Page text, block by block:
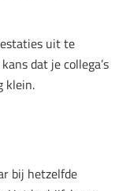
uit te
dat je collega’s
klein.
bij hetzelfde